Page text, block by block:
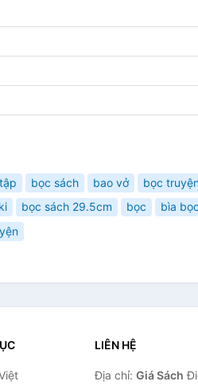
bọc sách bao vở bọc
bọc sách 29.5cm bọc
bìa
LIÊN HỆ
Địa chỉ: Giá Sách